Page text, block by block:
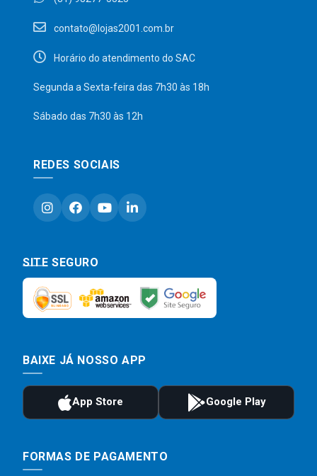
contato@lojas2001.com.br
Horário do atendimento do SAC
Segunda a Sexta-feira das 7h30 às 18h
Sábado das 7h30 às 12h
REDES SOCIAIS
SITE SEGURO
BAIXE JÁ NOSSO APP
FORMAS DE PAGAMENTO